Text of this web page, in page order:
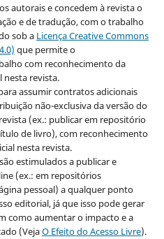
autorais e concedem à revista o
e de tradução, com o trabalho
sob a Licença Creative Commons
que permite o
com reconhecimento da
nesta revista.
assumir contratos adicionais
não-exclusiva da versão do
(ex.: publicar em repositório
de livro), com reconhecimento
nesta revista.
estimulados a publicar e
(ex.: em repositórios
pessoal) a qualquer ponto
editorial, já que isso pode gerar
como aumentar o impacto e a
(VejaO Efeito do Acesso Livre).